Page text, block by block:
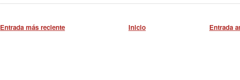
Entrada más reciente Entrada
Inicio